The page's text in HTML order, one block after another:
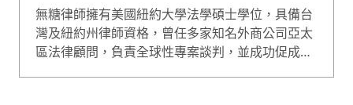
無糖律師擁有美國紐約大學法學碩士學位，具備台
灣及紐約州律師資格，曾任多家知名外商公司亞太
區法律顧問，負責全球性專案談判，並成功促成多